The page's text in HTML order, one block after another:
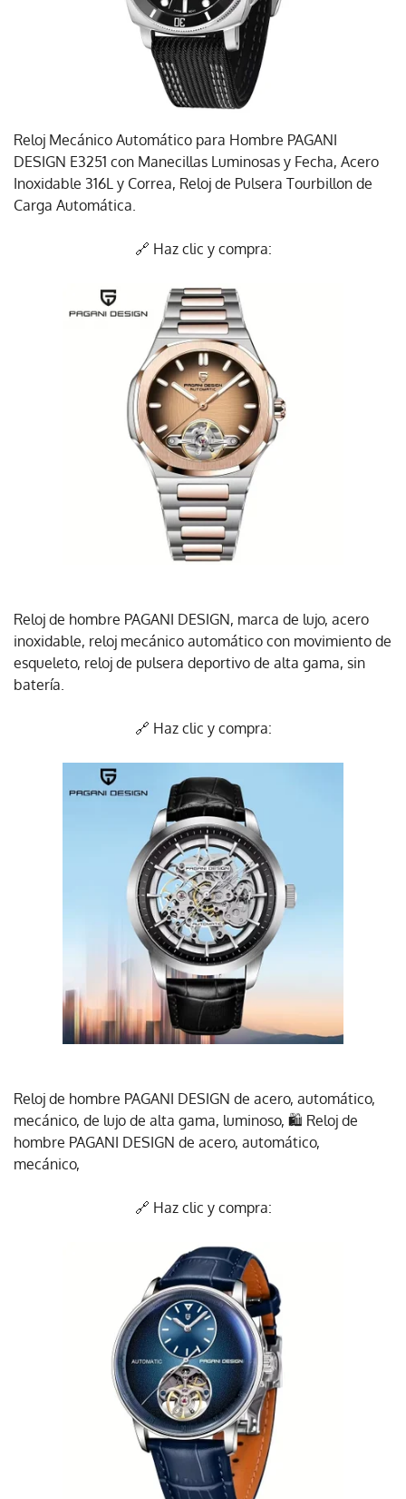
Reloj Mecánico Automático para Hombre PAGANI
DESIGN E3251 con Manecillas Luminosas y Fecha, Acero
Inoxidable 316L y Correa, Reloj de Pulsera Tourbillon de
Carga Automática.
🔗 Haz clic y compra:
Reloj de hombre PAGANI DESIGN, marca de lujo, acero
inoxidable, reloj mecánico automático con movimiento de
esqueleto, reloj de pulsera deportivo de alta gama, sin
batería.
🔗 Haz clic y compra:
Reloj de hombre PAGANI DESIGN de acero, automático,
mecánico, de lujo de alta gama, luminoso, 🛍️ Reloj de
hombre PAGANI DESIGN de acero, automático,
mecánico,
🔗 Haz clic y compra: